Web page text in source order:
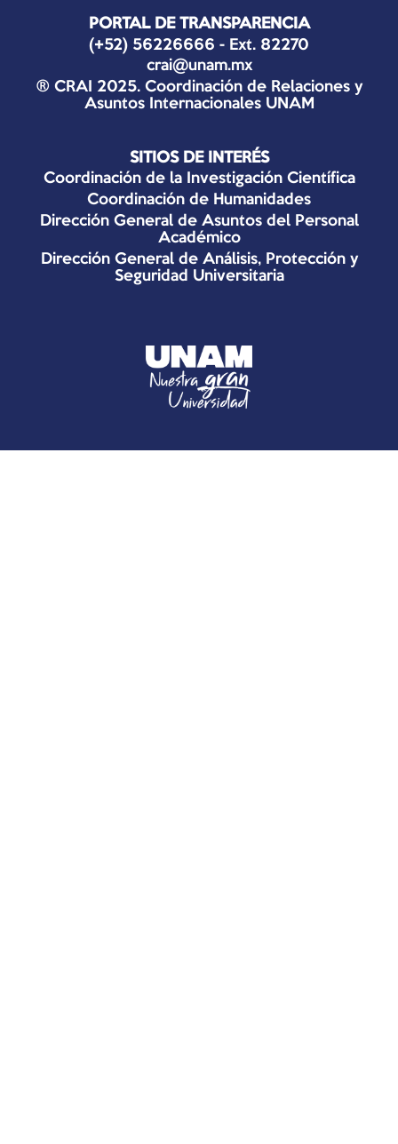
PORTAL DE TRANSPARENCIA
(+52) 56226666 - Ext. 82270
crai@unam.mx
® CRAI 2025. Coordinación de Relaciones y
Asuntos Internacionales UNAM
SITIOS DE INTERÉS
Coordinación de la Investigación Científica
Coordinación de Humanidades
Dirección General de Asuntos del Personal
Académico
Dirección General de Análisis, Protección y
Seguridad Universitaria